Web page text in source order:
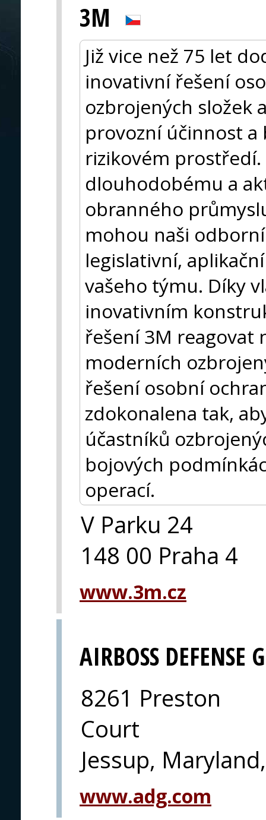
3M
Již vice než 75 let
inovativní řešení
ozbrojených složek
provozní účinnost a
rizikovém
dlouhodobému a
obranného
mohou naši
legislativní,
vašeho týmu. Díky
inovativním
řešení 3M reagovat
moderních
řešení osobní
zdokonalena tak,
účastníků
bojových
operací.
V Parku 24
148 00 Praha 4
www.3m.cz
AIRBOSS DEFENSE
8261 Preston
Court
Jessup,
www.adg.com